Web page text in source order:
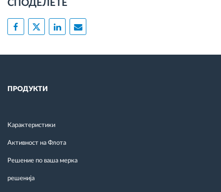
СПОДЕЛЕТЕ
ПРОДУКТИ
Kарактеристики
Активност на Флота
Решение по ваша мерка
решенија